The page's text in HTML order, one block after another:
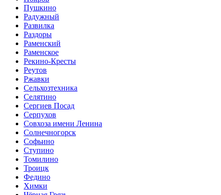
Пушкино
Радужный
Развилка
Раздоры
Раменский
Раменское
Рекино-Кресты
Реутов
Ржавки
Сельхозтехника
Селятино
Сергиев Посад
Серпухов
Совхоза имени Ленина
Солнечногорск
Софьино
Ступино
Томилино
Троицк
Федино
Химки